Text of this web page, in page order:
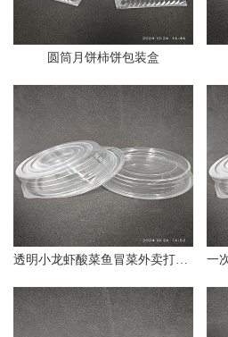
圆筒月饼柿饼包装盒
透明小龙虾酸菜鱼冒菜外卖打包盒